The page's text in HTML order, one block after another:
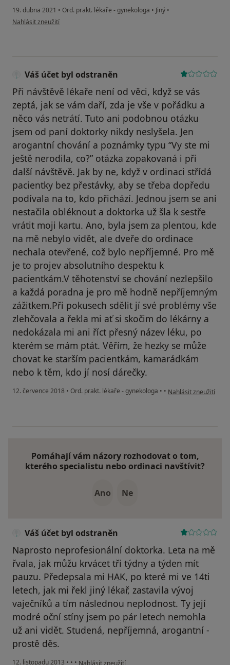
19. dubna 2021 • Ord. prakt. lékaře - gynekologa • Jiný •
podle názoru uživatele Anonym
Nahlásit zneužití
Váš účet byl odstraněn
Při návštěvě lékaře není od věci, když se vás
zeptá, jak se vám daří, zda je vše v pořádku a
něco vás netrátí. Tuto ani podobnou otázku
jsem od paní doktorky nikdy neslyšela. Jen
arogantní chování a poznámky typu “Vy ste mi
ještě nerodila, co?” otázka zopakovaná i při
další návštěvě. Jak by ne, když v ordinaci střídá
pacientky bez přestávky, aby se třeba dopředu
podívala na to, kdo přichází. Jednou jsem se ani
nestačila obléknout a doktorka už šla k sestře
vrátit moji kartu. Ano, byla jsem za plentou, kde
na mě nebylo vidět, ale dveře do ordinace
nechala otevřené, což bylo nepříjemné. Pro mě
je to projev absolutního despektu k
pacientkám.V těhotenství se chování nezlepšilo
a každá poradna je pro mě hodně nepříjemným
zážitkem.Při pokusech sdělit jí své problémy vše
zlehčovala a řekla mi ať si skočim do lékárny a
nedokázala mi ani říct přesný název léku, po
kterém se mám ptát. Věřím, že hezky se může
chovat ke starším pacientkám, kamarádkám
nebo k těm, kdo jí nosí dárečky.
12. července 2018 • Ord. prakt. lékaře - gynekologa • • podle názoru
Nahlásit zneužití
Pomáhají vám názory rozhodovat o tom,
kterého specialistu nebo ordinaci navštívit?
Ano Ne
Váš účet byl odstraněn
Naprosto neprofesionální doktorka. Leta na mě
řvala, jak můžu krvácet tři týdny a týden mít
pauzu. Předepsala mi HAK, po které mi ve 14ti
letech, jak mi řekl jiný lékař, zastavila vývoj
vaječníků a tím následnou neplodnost. Ty její
modré oční stíny jsem po pár letech nemohla
už ani vidět. Studená, nepříjemná, arogantní -
prostě děs.
12. listopadu 2013 • • • podle názoru uživatele Váš účet byl odstraněn